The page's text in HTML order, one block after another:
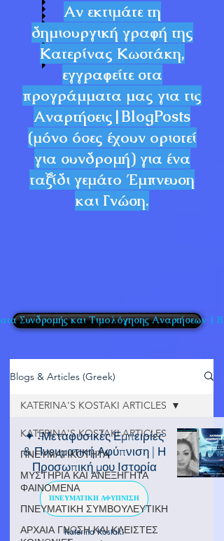
Αν εκτιμάτε τη
δημιουργική γραφή της
Κατερίνας Κωστάκη,
εγγραφείτε στα
προγράμματα μας για τις
Αναρτήσεις|BlogPosts
(μόνο όσες έχουν οριστεί
για συνδρομή) για ένα
ταξίδι γεμάτο Έμπνευση
και Γνώση.
Συνδρομής και Τιμολόγησης Αναρτήσεων |
Blogs & Articles (Greek)
KATERINA'S KOSTAKI ARTICLES
ΠΝΕΥΜΑΤΙΚΟΤΗΤΑ
ΜΥΣΤΗΡΙΑ ΚΑΙ ΑΝΕΞΗΓΗΤΑ
ΦΑΙΝΟΜΕΝΑ
ΠΝΕΥΜΑΤΙΚΗ ΣΥΜΒΟΥΛΕΥΤΙΚΗ
ΑΡΧΑΙΑ ΓΝΩΣΗ ΚΑΙ ΚΛΕΙΣΤΕΣ
KATERINA'S KOSTAKI ARTICLES
✦ ݁˖Μεταφυσικές Εμπειρίες
& Πνευματική Αφύπνιση | Η
Προσωπική μου Ιστορία
ΠΝΕΥΜΑΤΙΚΗ ΑΦΥΠΝΙΣΗ
Katerina Kostaki